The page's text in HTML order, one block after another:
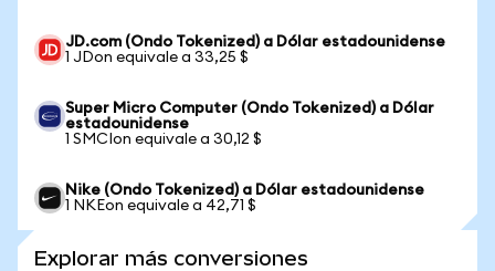
JD.com (Ondo Tokenized) a Dólar estadounidense
1 JDon equivale a 33,25 $
Super Micro Computer (Ondo Tokenized) a Dólar
estadounidense
1 SMCIon equivale a 30,12 $
Nike (Ondo Tokenized) a Dólar estadounidense
1 NKEon equivale a 42,71 $
Explorar más conversiones